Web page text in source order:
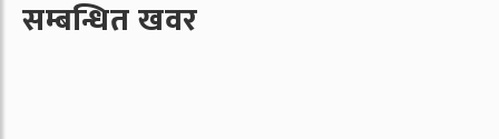
सम्बन्धित खवर